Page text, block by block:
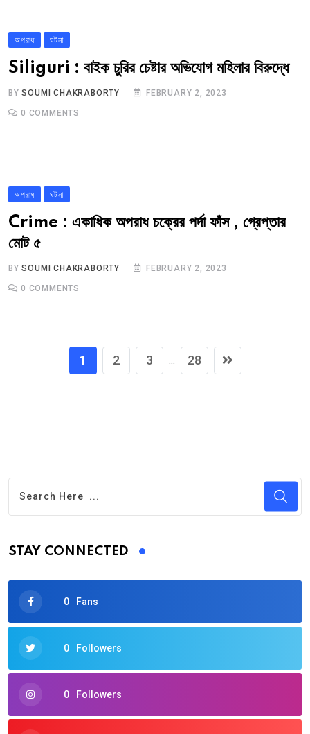
অপরাধ ঘটনা
Siliguri : বাইক চুরির চেষ্টার অভিযোগ মহিলার বিরুদ্ধে
BYSOUMI CHAKRABORTY FEBRUARY 2, 2023
0 COMMENTS
অপরাধ ঘটনা
Crime : একাধিক অপরাধ চক্রের পর্দা ফাঁস , গ্রেপ্তার
মোট ৫
BYSOUMI CHAKRABORTY FEBRUARY 2, 2023
0 COMMENTS
1 2 3 28
STAY CONNECTED
0 Fans
0 Followers
0 Followers